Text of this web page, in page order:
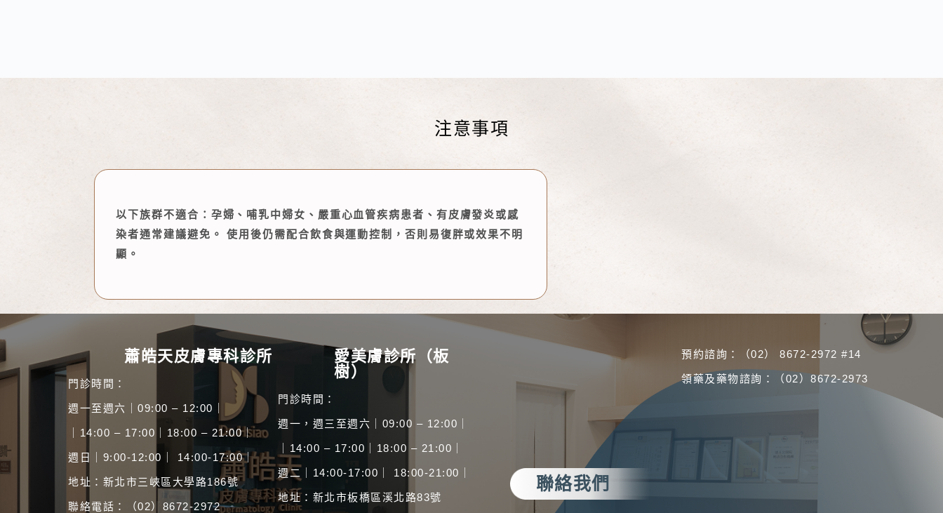
注意事項
以下族群不適合：孕婦、哺乳中婦女、嚴重心血管疾病患者、有皮膚發炎或感
染者通常建議避免。 使用後仍需配合飲食與運動控制，否則易復胖或效果不明
顯。
蕭皓天皮膚專科診所
門診時間：
週一至週六｜09:00 – 12:00｜
｜14:00 – 17:00｜18:00 – 21:00｜
週日｜9:00-12:00｜ 14:00-17:00｜
地址：新北市三峽區大學路186號
聯絡電話：（02）8672-2972
愛美膚診所（板
樹）
門診時間：
週一，週三至週六｜09:00 – 12:00｜
｜14:00 – 17:00｜18:00 – 21:00｜
週二｜14:00-17:00｜ 18:00-21:00｜
地址：新北市板橋區溪北路83號
聯絡我們
預約諮詢：（02） 8672-2972 #14
領藥及藥物諮詢：（02）8672-2973